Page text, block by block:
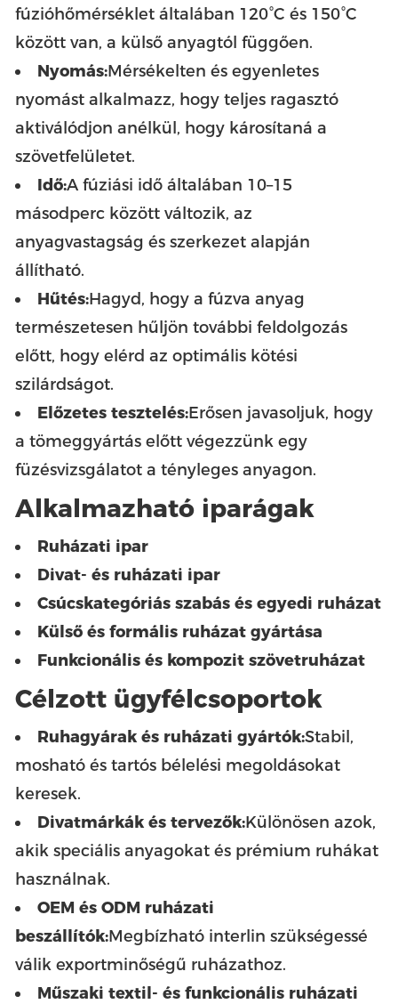
fúzióhőmérséklet általában 120°C és 150°C
között van, a külső anyagtól függően.
Nyomás:Mérsékelten és egyenletes
nyomást alkalmazz, hogy teljes ragasztó
aktiválódjon anélkül, hogy károsítaná a
szövetfelületet.
Idő:A fúziási idő általában 10–15
másodperc között változik, az
anyagvastagság és szerkezet alapján
állítható.
Hűtés:Hagyd, hogy a fúzva anyag
természetesen hűljön további feldolgozás
előtt, hogy elérd az optimális kötési
szilárdságot.
Előzetes tesztelés:Erősen javasoljuk, hogy
a tömeggyártás előtt végezzünk egy
füzésvizsgálatot a tényleges anyagon.
Alkalmazható iparágak
Ruházati ipar
Divat- és ruházati ipar
Csúcskategóriás szabás és egyedi ruházat
Külső és formális ruházat gyártása
Funkcionális és kompozit szövetruházat
Célzott ügyfélcsoportok
Ruhagyárak és ruházati gyártók:Stabil,
mosható és tartós bélelési megoldásokat
keresek.
Divatmárkák és tervezők:Különösen azok,
akik speciális anyagokat és prémium ruhákat
használnak.
OEM és ODM ruházati
beszállítók:Megbízható interlin szükségessé
válik exportminőségű ruházathoz.
Műszaki textil- és funkcionális ruházati